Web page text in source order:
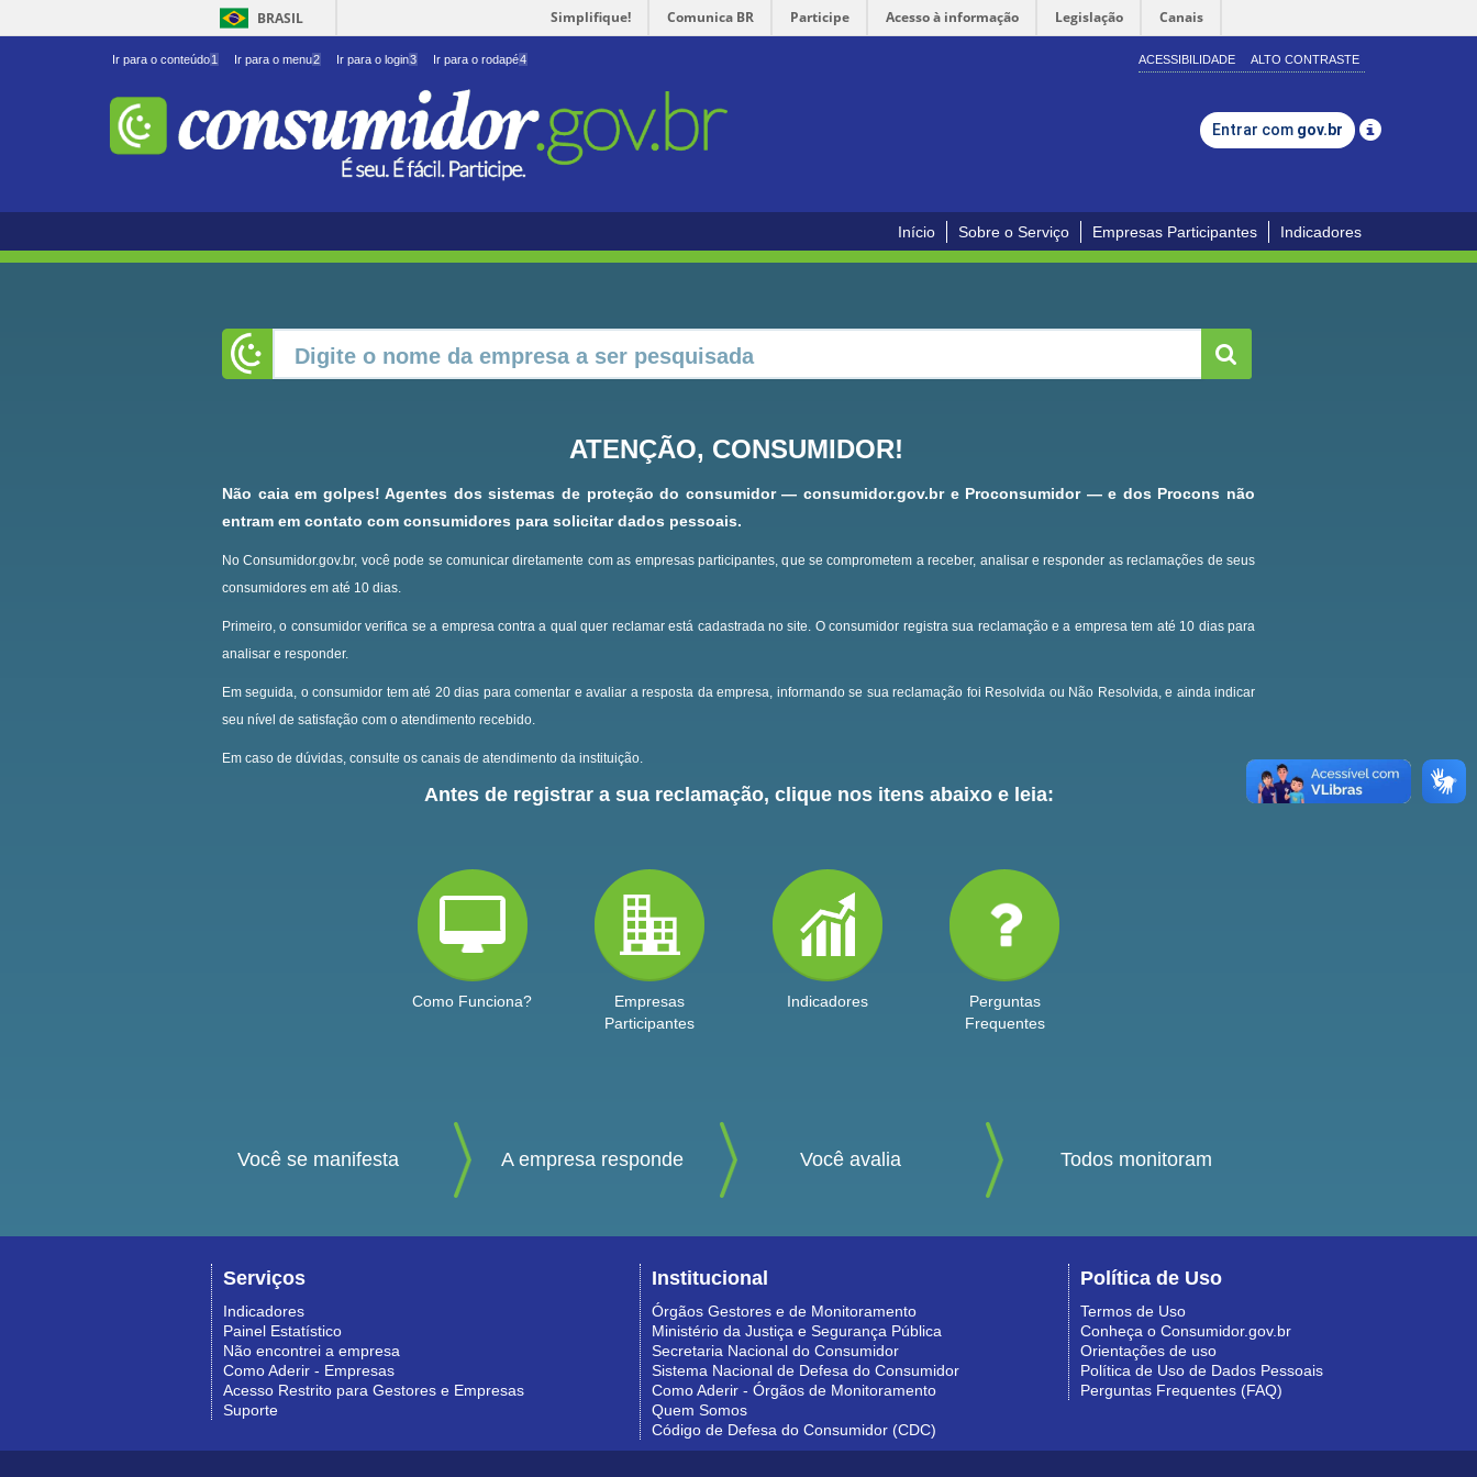
BRASIL Simplifique! Comunica BR Participe Acesso à informação Legislação Canais
Ir para o conteúdo1 Ir para o menu2 Ir para o login3 Ir para o rodapé4 ACESSIBILIDADE ALTO CONTRASTE
Entrar com gov.br
Início Sobre o Serviço Empresas Participantes Indicadores
ATENÇÃO, CONSUMIDOR!
Não caia em golpes! Agentes dos sistemas de proteção do consumidor — consumidor.gov.br e Proconsumidor — e dos Procons não
entram em contato com consumidores para solicitar dados pessoais.
No Consumidor.gov.br, você pode se comunicar diretamente com as empresas participantes, que se comprometem a receber, analisar e responder as reclamações de seus
consumidores em até 10 dias.
Primeiro, o consumidor verifica se a empresa contra a qual quer reclamar está cadastrada no site. O consumidor registra sua reclamação e a empresa tem até 10 dias para
analisar e responder.
Em seguida, o consumidor tem até 20 dias para comentar e avaliar a resposta da empresa, informando se sua reclamação foi Resolvida ou Não Resolvida, e ainda indicar
seu nível de satisfação com o atendimento recebido.
Em caso de dúvidas, consulte os canais de atendimento da instituição.
Antes de registrar a sua reclamação, clique nos itens abaixo e leia:
Como Funciona?
Empresas
Participantes
Indicadores
Perguntas
Frequentes
Você se manifesta A empresa responde Você avalia Todos monitoram
Serviços
Indicadores
Painel Estatístico
Não encontrei a empresa
Como Aderir - Empresas
Acesso Restrito para Gestores e Empresas
Suporte
Institucional
Órgãos Gestores e de Monitoramento
Ministério da Justiça e Segurança Pública
Secretaria Nacional do Consumidor
Sistema Nacional de Defesa do Consumidor
Como Aderir - Órgãos de Monitoramento
Quem Somos
Código de Defesa do Consumidor (CDC)
Política de Uso
Termos de Uso
Conheça o Consumidor.gov.br
Orientações de uso
Política de Uso de Dados Pessoais
Perguntas Frequentes (FAQ)